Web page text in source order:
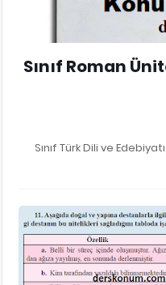
9.Sınıf Roman
9.Sınıf Türk Dili ve